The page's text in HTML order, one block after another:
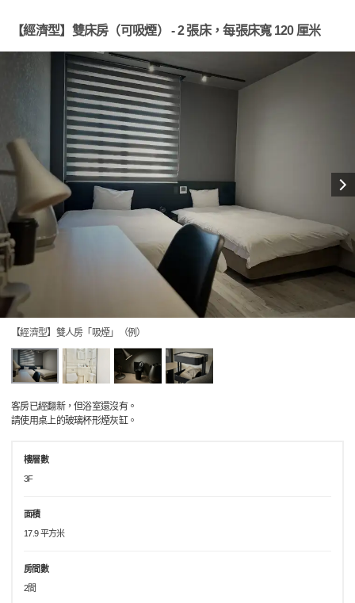
【經濟型】雙床房（可吸煙） - 2 張床，每張床寬 120 厘米
【經濟型】雙人房「吸煙」（例）
客房已經翻新，但浴室還沒有。
請使用桌上的玻璃杯形煙灰缸。
樓層數
3F
面積
17.9 平方米
房間數
2間